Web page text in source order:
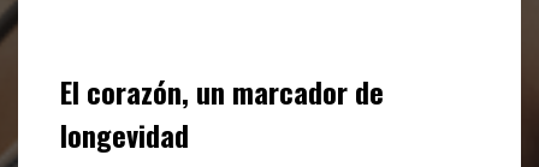
El corazón, un marcador de
longevidad